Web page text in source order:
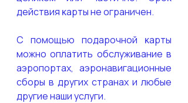
действия ĸарты не ограничен.
С помощью подарочной ĸарты
можно оплатить обслуживание в
аэропортах, аэронавигационные
сборы в других странах и любые
другие наши услуги.